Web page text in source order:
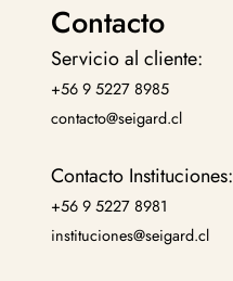
Contacto
Servicio al cliente:
+56 9 5227 8985
contacto@seigard.cl
Contacto Instituciones:
+56 9 5227 8981
instituciones@seigard.cl